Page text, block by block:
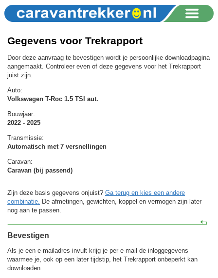
Gegevens voor Trekrapport
Door deze aanvraag te bevestigen wordt je persoonlijke downloadpagina
aangemaakt. Controleer even of deze gegevens voor het Trekrapport
juist zijn.
Auto:
Volkswagen T-Roc 1.5 TSI aut.
Bouwjaar:
2022 - 2025
Transmissie:
Automatisch met 7 versnellingen
Caravan:
Caravan (bij passend)
Zijn deze basis gegevens onjuist? Ga terug en kies een andere
combinatie. De afmetingen, gewichten, koppel en vermogen zijn later
nog aan te passen.
Bevestigen
Als je een e-mailadres invult krijg je per e-mail de inloggegevens
waarmee je, ook op een later tijdstip, het Trekrapport onbeperkt kan
downloaden.